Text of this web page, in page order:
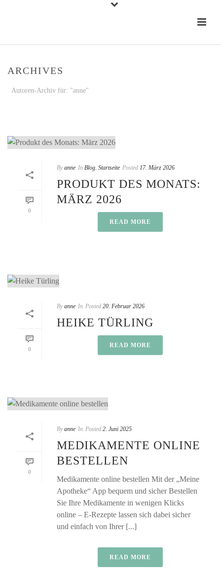
ARCHIVES
Autoren-Archiv für: "anne"
0
By anne In Blog, Startseite Posted 17. März 2026
PRODUKT DES MONATS:
MÄRZ 2026
READ MORE
0
By anne In Posted 20. Februar 2026
HEIKE TÜRLING
READ MORE
0
By anne In Posted 2. Juni 2025
MEDIKAMENTE ONLINE
BESTELLEN
Medikamente online bestellen Mit der „Meine
Apotheke“ App bequem und sicher Bestellen
Sie Ihre Medikamente in wenigen Klicks
online – E-Rezepte lassen sich dabei sicher
und einfach von Ihrer [...]
READ MORE